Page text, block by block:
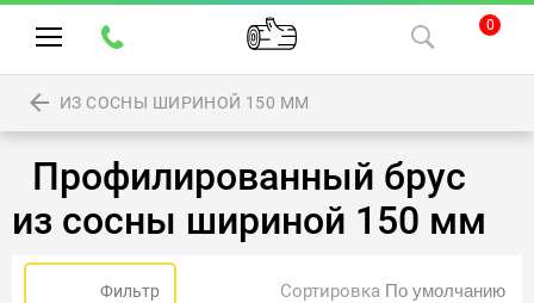
0
ИЗ СОСНЫ ШИРИНОЙ 150 ММ
Профилированный брус
из сосны шириной 150 мм
Фильтр Сортировка